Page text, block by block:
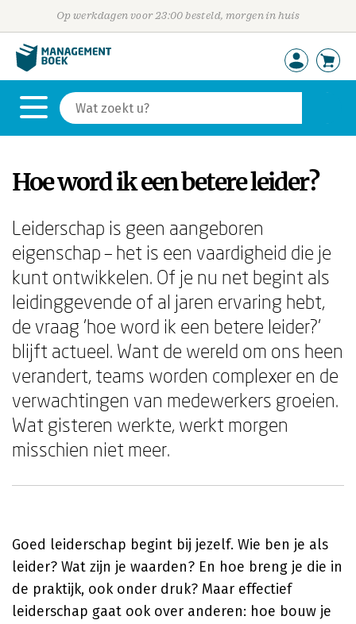
Op werkdagen voor 23:00 besteld, morgen in huis
Hoe word ik een betere leider?
Leiderschap is geen aangeboren
eigenschap – het is een vaardigheid die je
kunt ontwikkelen. Of je nu net begint als
leidinggevende of al jaren ervaring hebt,
de vraag 'hoe word ik een betere leider?'
blijft actueel. Want de wereld om ons heen
verandert, teams worden complexer en de
verwachtingen van medewerkers groeien.
Wat gisteren werkte, werkt morgen
misschien niet meer.
Goed leiderschap begint bij jezelf. Wie ben je als
leider? Wat zijn je waarden? En hoe breng je die in
de praktijk, ook onder druk? Maar effectief
leiderschap gaat ook over anderen: hoe bouw je